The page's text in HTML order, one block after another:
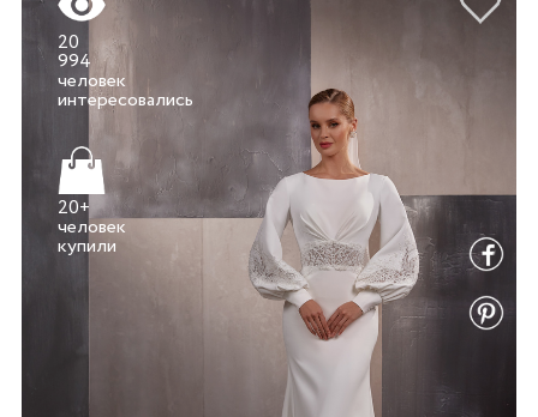
20
994
человек
20+
человек